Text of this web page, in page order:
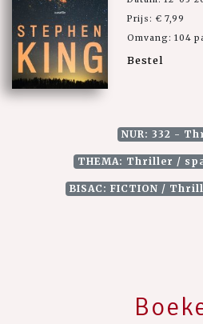
Prijs: € 7,99
Omvang: 104
Bestel
NUR: 332 -
THEMA: Thriller /
BISAC: FICTION /